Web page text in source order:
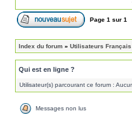
Page 1 sur 1
Index du forum » Utilisateurs Français
Qui est en ligne ?
Utilisateur(s) parcourant ce forum :
Messages non lus